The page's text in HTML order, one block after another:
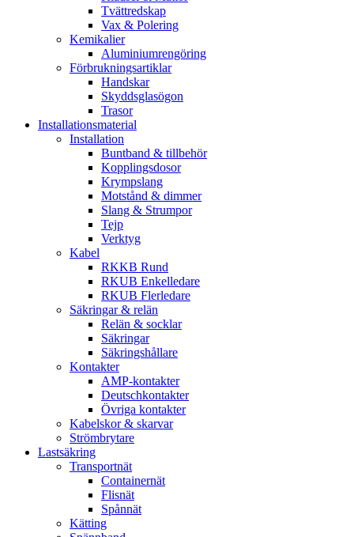
Tvättredskap
Vax & Polering
Kemikalier
Aluminiumrengöring
Förbrukningsartiklar
Handskar
Skyddsglasögon
Trasor
Installationsmaterial
Installation
Buntband & tillbehör
Kopplingsdosor
Krympslang
Motstånd & dimmer
Slang & Strumpor
Tejp
Verktyg
Kabel
RKKB Rund
RKUB Enkelledare
RKUB Flerledare
Säkringar & relän
Relän & socklar
Säkringar
Säkringshållare
Kontakter
AMP-kontakter
Deutschkontakter
Övriga kontakter
Kabelskor & skarvar
Strömbrytare
Lastsäkring
Transportnät
Containernät
Flisnät
Spånnät
Kätting